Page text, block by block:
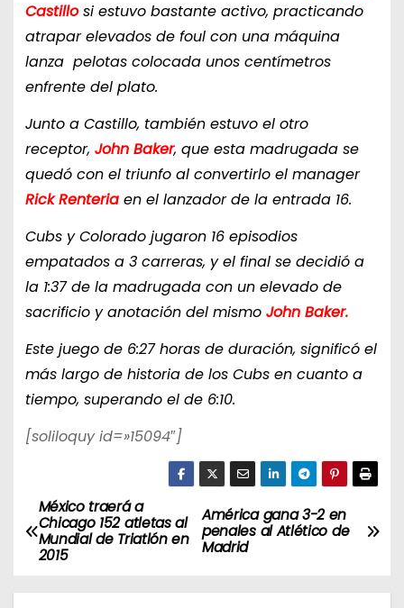
Castillosi estuvo bastante activo, practicando
atrapar elevados de foul con una máquina
lanza pelotas colocada unos centímetros
enfrente del plato.
Junto a Castillo, también estuvo el otro
receptor, John Baker, que esta madrugada se
quedó con el triunfo al convertirlo el manager
Rick Renteriaen el lanzador de la entrada 16.
Cubs y Colorado jugaron 16 episodios
empatados a 3 carreras, y el final se decidió a
la 1:37 de la madrugada con un elevado de
sacrificio y anotación del mismo John Baker.
Este juego de 6:27 horas de duración, significó el
más largo de historia de los Cubs en cuanto a
tiempo, superando el de 6:10.
[soliloquy id=»15094″]
N
a
v
América gana 3-2 en
penales al Atlético de
Madrid
México traerá a
Chicago 152 atletas al
Mundial de Triatlón en
2015